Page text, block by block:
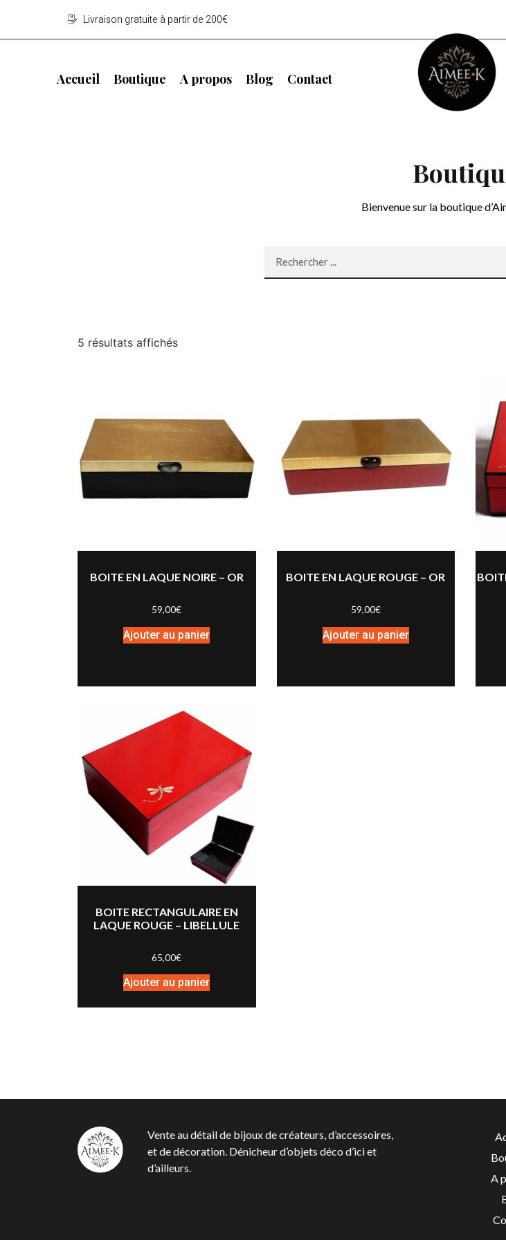
Livraison gratuite à partir de 200€
Accueil Boutique A propos Blog Contact
Bienvenue sur la boutique
5 résultats affichés
BOITE EN LAQUE NOIRE – OR
59,00€
Ajouter au panier
BOITE EN LAQUE ROUGE – OR
59,00€
Ajouter au panier
BOITE RECTANGULAIRE EN
LAQUE ROUGE – LIBELLULE
65,00€
Ajouter au panier
Vente au détail de bijoux de créateurs, d’accessoires,
et de décoration. Dénicheur d’objets déco d’ici et
d’ailleurs.
A